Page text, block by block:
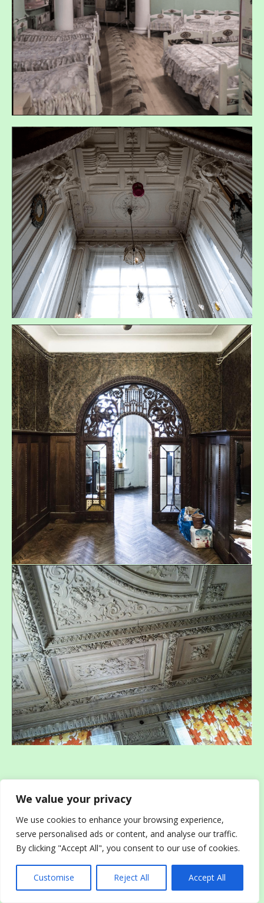
We value your privacy
We use cookies to enhance your browsing experience,
serve personalised ads or content, and analyse our traffic.
By clicking "Accept All", you consent to our use of cookies.
Customise Reject All Accept All
Николай мыл посуду. Три дня
терпел, но уже ни чашки, ни
тарелки чистой не было. Поэтому